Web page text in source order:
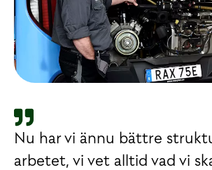
Nu har vi ännu bättre
arbetet, vi vet alltid vad vi